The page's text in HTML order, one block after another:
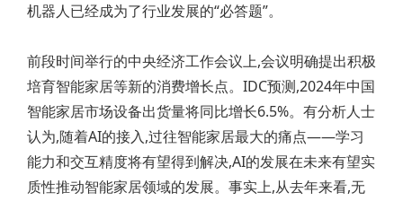
机器人已经成为了行业发展的“必答题”。
前段时间举行的中央经济工作会议上,会议明确提出积极
培育智能家居等新的消费增长点。IDC预测,2024年中国
智能家居市场设备出货量将同比增长6.5%。有分析人士
认为,随着AI的接入,过往智能家居最大的痛点——学习
能力和交互精度将有望得到解决,AI的发展在未来有望实
质性推动智能家居领域的发展。事实上,从去年来看,无